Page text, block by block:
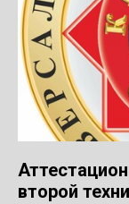
второй